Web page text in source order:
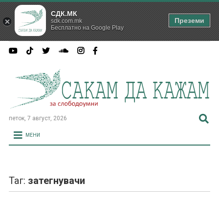
петок, 7 август, 2026
МЕНИ
Таг: затегнувачи
СДК.МК
sdk.com.mk
Бесплатно на Google Play
Преземи